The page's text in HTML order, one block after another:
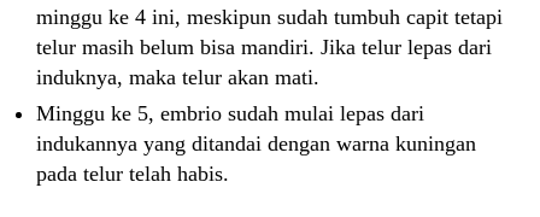
minggu ke 4 ini, meskipun sudah tumbuh capit tetapi
telur masih belum bisa mandiri. Jika telur lepas dari
induknya, maka telur akan mati.
Minggu ke 5, embrio sudah mulai lepas dari
indukannya yang ditandai dengan warna kuningan
pada telur telah habis.